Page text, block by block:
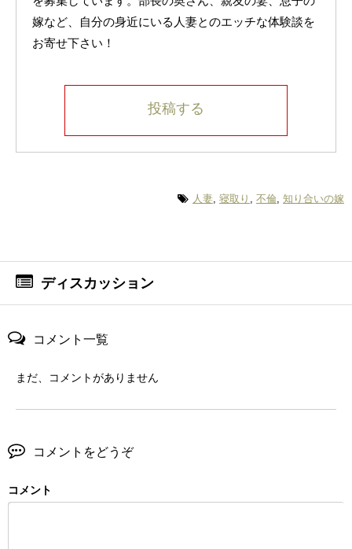
嫁など、自分の身近にいる人妻とのエッチな体験談を
お寄せ下さい！
投稿する
人妻 寝取り 不倫 知り合いの嫁
ディスカッション
コメント一覧
まだ、コメントがありません
コメントをどうぞ
コメント